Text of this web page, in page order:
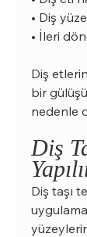
• Diş
• İleri
Diş
bir
nedenle
Diş
Diş taşı